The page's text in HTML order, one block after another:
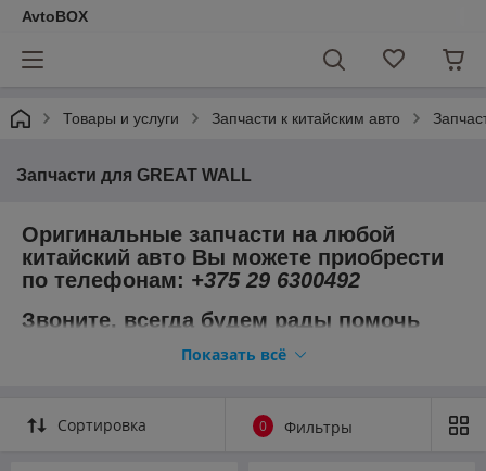
AvtoBOX
Товары и услуги Запчасти к китайским авто
Запчасти для GREAT WALL
Оригинальные запчасти на любой
китайский авто Вы можете приобрести
по телефонам: +375 29 6300492
Звоните, всегда будем рады помочь
выбрать качественные запчасти.
Показать всё
Сортировка 0 Фильтры